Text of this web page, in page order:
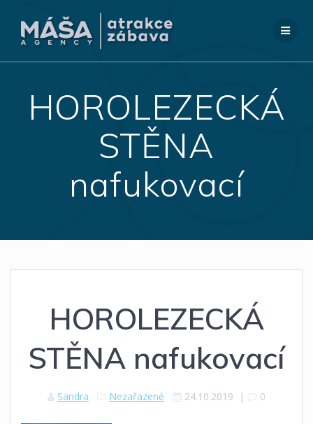
na
obsah
HOROLEZECKÁ
STĚNA
nafukovací
HOROLEZECKÁ
STĚNA nafukovací
Sandra Nezařazené 24.10.2019 | 0